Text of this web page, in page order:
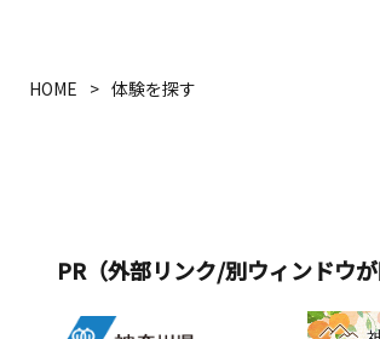
HOME 体験を探す
PR（外部リンク/別ウィンドウが